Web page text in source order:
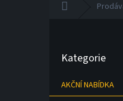
kategorie
Kategorie
AKČNÍ NABÍDKA